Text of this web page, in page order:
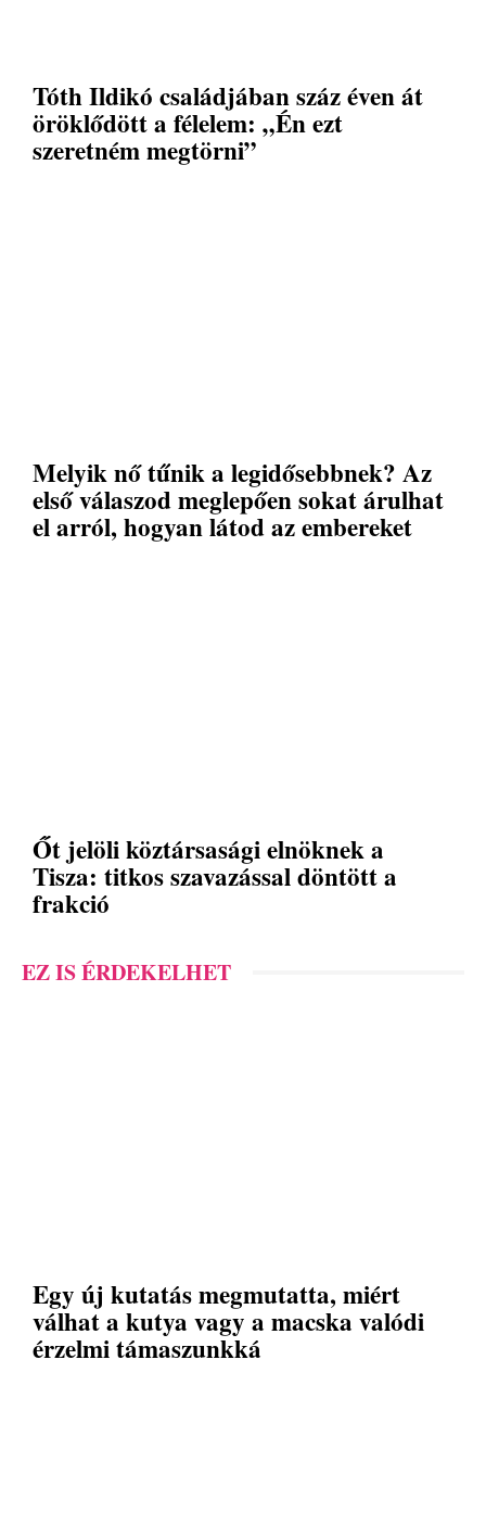
Tóth Ildikó családjában száz éven át
öröklődött a félelem: „Én ezt
szeretném megtörni”
Melyik nő tűnik a legidősebbnek? Az
első válaszod meglepően sokat árulhat
el arról, hogyan látod az embereket
Őt jelöli köztársasági elnöknek a
Tisza: titkos szavazással döntött a
frakció
EZ IS ÉRDEKELHET
Egy új kutatás megmutatta, miért
válhat a kutya vagy a macska valódi
érzelmi támaszunkká